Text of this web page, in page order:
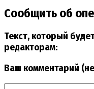
Сообщить об
Текст, который
редакторам:
Ваш комментарий